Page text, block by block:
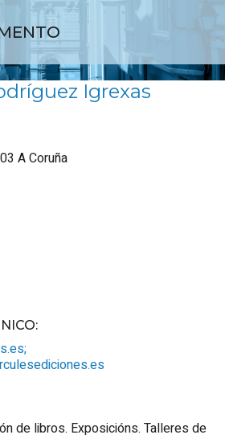
Igrexas
A Coruña
:
de libros. Exposicións. Talleres de